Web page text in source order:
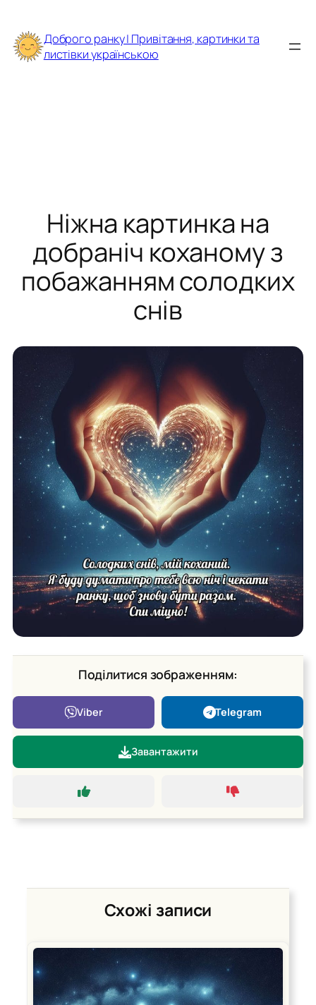
до
вмісту
Доброго ранку | Привітання, картинки та
листівки українською
Ніжна картинка на
добраніч коханому з
побажанням солодких
снів
Поділитися зображенням:
Viber Telegram
Завантажити
Схожі записи